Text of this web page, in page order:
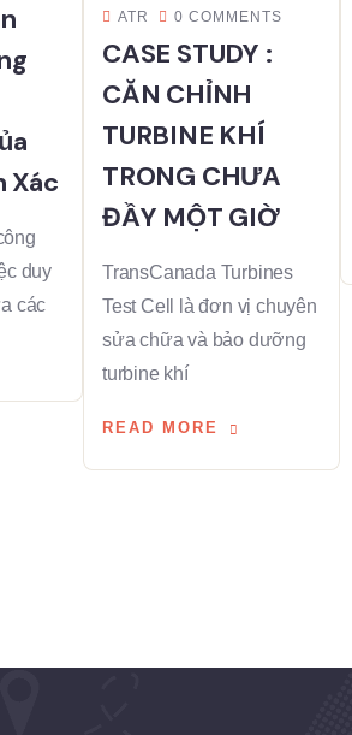
Xác
duy
các
ATR 0 COMMENTS
CASE STUDY :
CĂN CHỈNH
TURBINE KHÍ
TRONG CHƯA
ĐẦY MỘT GIỜ
TransCanada Turbines
Test Cell là đơn vị chuyên
sửa chữa và bảo dưỡng
turbine khí
READ MORE